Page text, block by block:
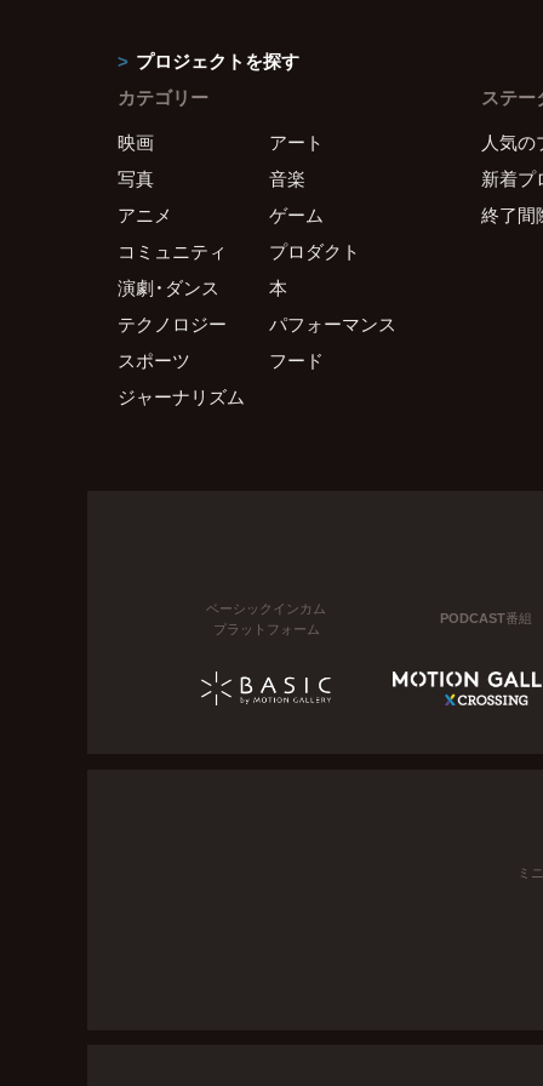
プロジェクトを探す
カテゴリー
映画
アート
写真
音楽
アニメ
ゲーム
コミュニティ
プロダクト
演劇・ダンス
本
テクノロジー
パフォーマンス
スポーツ
フード
ジャーナリズム
ステー
人気の
新着プ
終了間
ベーシックインカム
プラットフォーム
PODCAST番組
ミ